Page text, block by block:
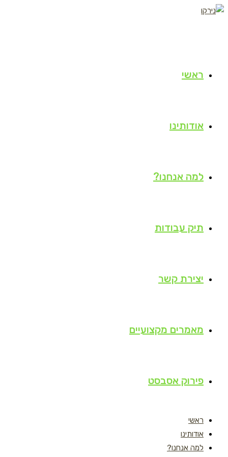
Skip
ראשי
אודותינו
למה אנחנו?
תיק עבודות
יצירת קשר
מאמרים מקצועיים
פירוק אסבסט
ראשי
אודותינו
למה אנחנו?